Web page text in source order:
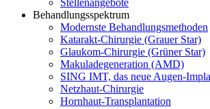
Stellenangebote
Behandlungsspektrum
Modernste Behandlungsmethoden
Katarakt-Chirurgie (Grauer Star)
Glaukom-Chirurgie (Grüner Star)
Makuladegeneration (AMD)
SING IMT, das neue Augen-
Netzhaut-Chirurgie
Hornhaut-Transplantation